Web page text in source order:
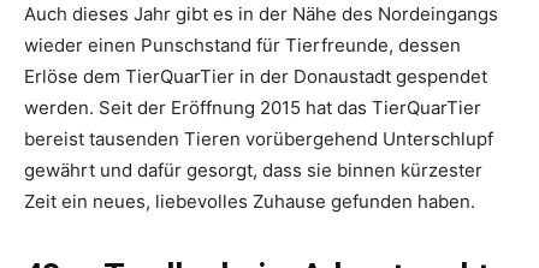
Auch dieses Jahr gibt es in der Nähe des Nordeingangs
wieder einen Punschstand für Tierfreunde, dessen
Erlöse dem TierQuarTier in der Donaustadt gespendet
werden. Seit der Eröffnung 2015 hat das TierQuarTier
bereist tausenden Tieren vorübergehend Unterschlupf
gewährt und dafür gesorgt, dass sie binnen kürzester
Zeit ein neues, liebevolles Zuhause gefunden haben.